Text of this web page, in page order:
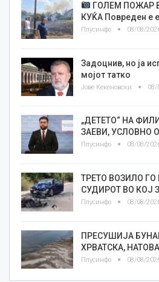
ГОЛЕМ ПОЖАР
КУЌА Повреден е
Плусинфо 08/08/
Задоцнив, но ја
мојот татко
Јове Кекеновски 08/
„ДЕТЕТО“ НА
ЗАЕВИ, УСЛОВНО
Плусинфо 08/08/
ТРЕТО ВОЗИЛО
СУДИРОТ ВО КОЈ
Плусинфо 08/08/
ПРЕСУШИЈА
ХРВАТСКА,
Плусинфо 08/08/